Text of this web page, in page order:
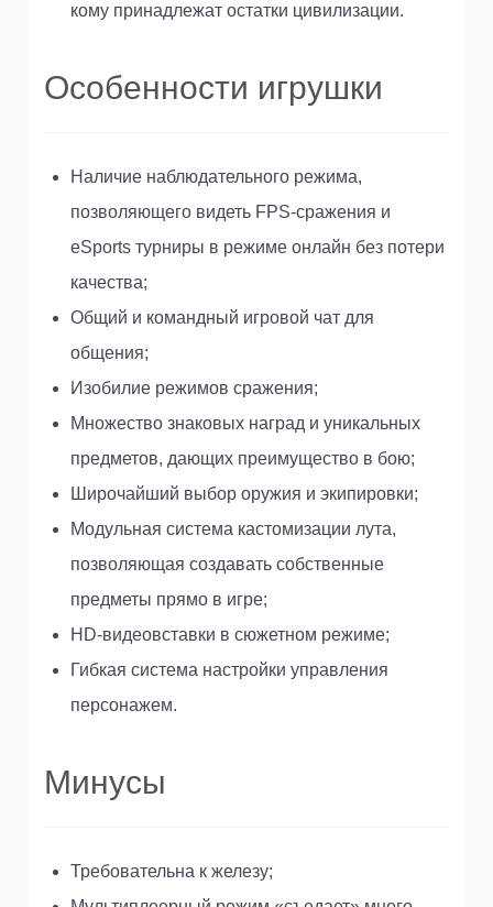
кому принадлежат остатки цивилизации.
Особенности игрушки
Наличие наблюдательного режима,
позволяющего видеть FPS-сражения и
eSports турниры в режиме онлайн без потери
качества;
Общий и командный игровой чат для
общения;
Изобилие режимов сражения;
Множество знаковых наград и уникальных
предметов, дающих преимущество в бою;
Широчайший выбор оружия и экипировки;
Модульная система кастомизации лута,
позволяющая создавать собственные
предметы прямо в игре;
HD-видеовставки в сюжетном режиме;
Гибкая система настройки управления
персонажем.
Минусы
Требовательна к железу;